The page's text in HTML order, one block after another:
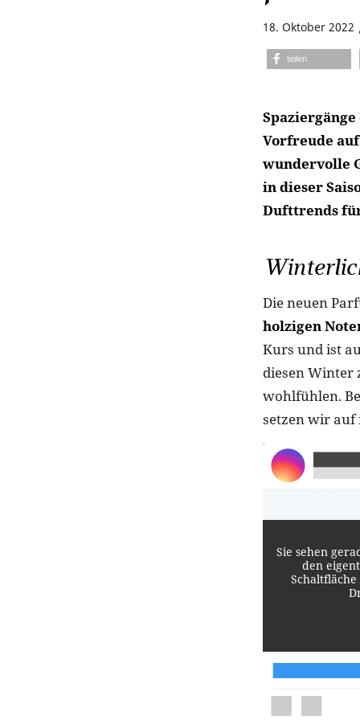
18. Oktober 2022
teilen
Vorfreude
wundervolle
in dieser
Dufttrends
Die neuen
holzigen
Kurs und ist
diesen Winter
wohlfühlen.
setzen wir auf
Sie sehen
den